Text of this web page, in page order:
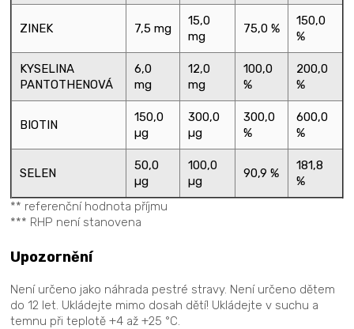
ZINEK 7,5 mg
15,0
mg
75,0 %
150,0
%
KYSELINA
PANTOTHENOVÁ
6,0
mg
12,0
mg
100,0
%
200,0
%
BIOTIN
150,0
µg
300,0
µg
300,0
%
600,0
%
SELEN
50,0
µg
100,0
µg
90,9 %
181,8
%
** referenční hodnota příjmu
*** RHP není stanovena
Upozornění
Není určeno jako náhrada pestré stravy. Není určeno dětem
do 12 let. Ukládejte mimo dosah dětí! Ukládejte v suchu a
temnu při teplotě +4 až +25 °C.